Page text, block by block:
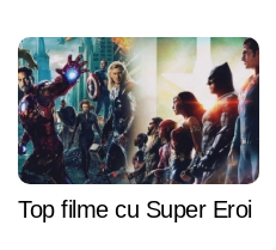
Top filme cu Super Eroi